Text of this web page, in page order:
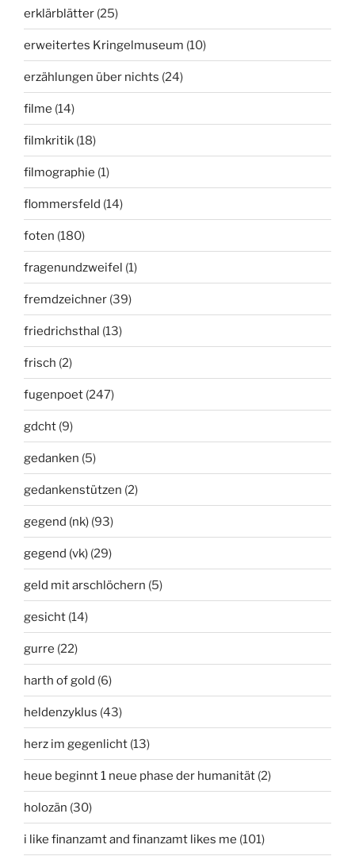
erklärblätter (25)
erweitertes Kringelmuseum (10)
erzählungen über nichts (24)
filme (14)
filmkritik (18)
filmographie (1)
flommersfeld (14)
foten (180)
fragenundzweifel (1)
fremdzeichner (39)
friedrichsthal (13)
frisch (2)
fugenpoet (247)
gdcht (9)
gedanken (5)
gedankenstützen (2)
gegend (nk) (93)
gegend (vk) (29)
geld mit arschlöchern (5)
gesicht (14)
gurre (22)
harth of gold (6)
heldenzyklus (43)
herz im gegenlicht (13)
heue beginnt 1 neue phase der humanität (2)
holozän (30)
i like finanzamt and finanzamt likes me (101)